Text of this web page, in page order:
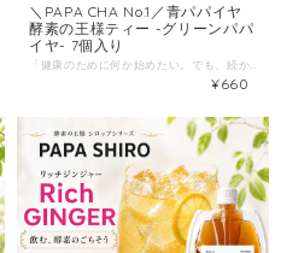
＼PAPA CHA No.1／青パパイヤ
酵素の王様ティー -グリーンパパ
イヤ- 7個入り
¥660